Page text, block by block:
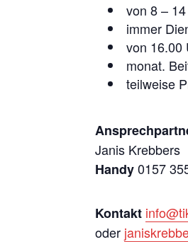
von 8 –
immer
von 16.00
monat.
teilweise
Janis Krebbers
Handy0157
Kontakt
oder